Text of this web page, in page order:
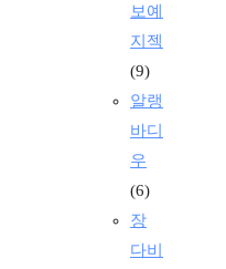
보예
지젝
(9)
알랭
바디
우
(6)
장
다비